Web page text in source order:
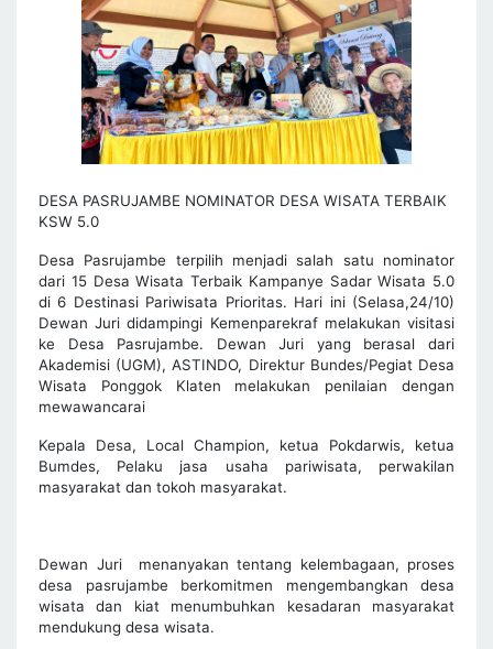
DESA PASRUJAMBE NOMINATOR DESA WISATA TERBAIK
KSW 5.0
Desa Pasrujambe terpilih menjadi salah satu nominator
dari 15 Desa Wisata Terbaik Kampanye Sadar Wisata 5.0
di 6 Destinasi Pariwisata Prioritas. Hari ini (Selasa,24/10)
Dewan Juri didampingi Kemenparekraf melakukan visitasi
ke Desa Pasrujambe. Dewan Juri yang berasal dari
Akademisi (UGM), ASTINDO, Direktur Bundes/Pegiat Desa
Wisata Ponggok Klaten melakukan penilaian dengan
mewawancarai
Kepala Desa, Local Champion, ketua Pokdarwis, ketua
Bumdes, Pelaku jasa usaha pariwisata, perwakilan
masyarakat dan tokoh masyarakat.
Dewan Juri menanyakan tentang kelembagaan, proses
desa pasrujambe berkomitmen mengembangkan desa
wisata dan kiat menumbuhkan kesadaran masyarakat
mendukung desa wisata.